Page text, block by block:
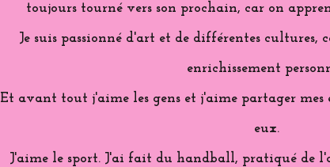
toujours tourné vers son prochain, car on
Je suis passionné d'art et de différentes cultures,
enrichissement
Et avant tout j'aime les gens et j'aime partager mes
eux.
J'aime le sport. J'ai fait du handball, pratiqué de